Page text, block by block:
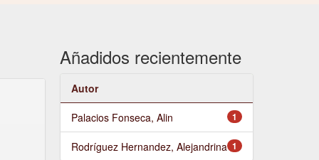
Añadidos recientemente
Autor
1
Palacios Fonseca, Alin
1
Rodríguez Hernandez, Alejandrina